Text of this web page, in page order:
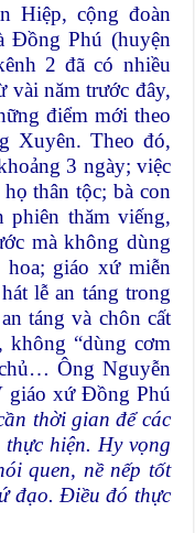
Hiệp, cộng đoàn
Đồng Phú (huyện
2 đã có nhiều
vài năm trước đây,
điểm mới theo
Xuyên. Theo đó,
3 ngày; việc
thân tộc; bà con
phiên thăm viếng,
mà không dùng
hoa; giáo xứ miễn
lễ an táng trong
táng và chôn cất
không “dùng cơm
Ông Nguyễn
giáo xứ Đồng Phú
thời gian để các
hiện. Hy vọng
quen, nề nếp tốt
đạo. Điều đó thực